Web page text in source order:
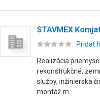
STAVMEX
Pridať
Realizácia
rekonštrukčné,
služby, inžinierska
montáž m...